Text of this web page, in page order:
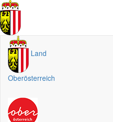
Land
Oberösterreich